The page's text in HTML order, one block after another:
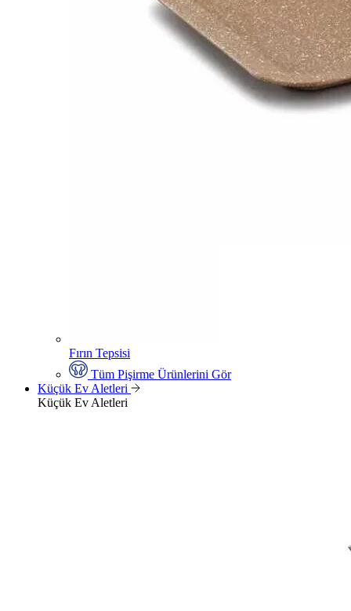
Fırın Tepsisi
Tüm Pişirme Ürünlerini Gör
Küçük Ev Aletleri
Küçük Ev Aletleri